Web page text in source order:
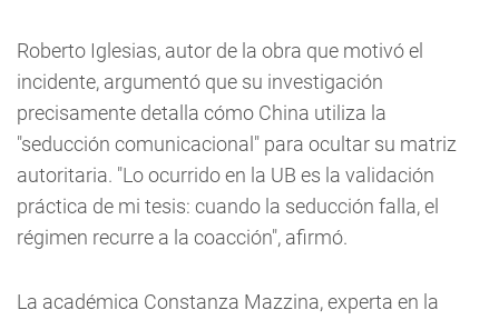
Roberto Iglesias, autor de la obra que motivó el
incidente, argumentó que su investigación
precisamente detalla cómo China utiliza la
"seducción comunicacional" para ocultar su matriz
autoritaria. "Lo ocurrido en la UB es la validación
práctica de mi tesis: cuando la seducción falla, el
régimen recurre a la coacción", afirmó.
La académica Constanza Mazzina, experta en la